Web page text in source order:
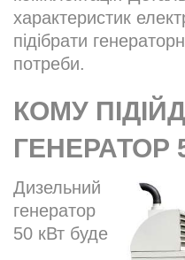
характеристик
підібрати
потреби.
КОМУ
ГЕНЕРАТОР
Дизельний
генератор
50 кВт буде